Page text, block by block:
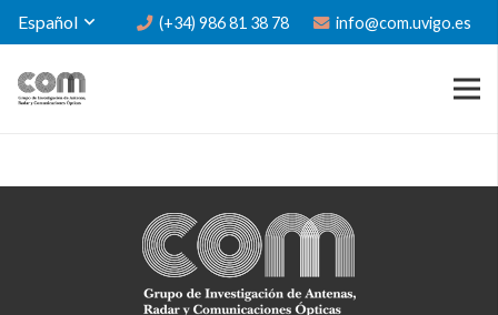
Español (+34) 986 81 38 78 info@com.uvigo.es